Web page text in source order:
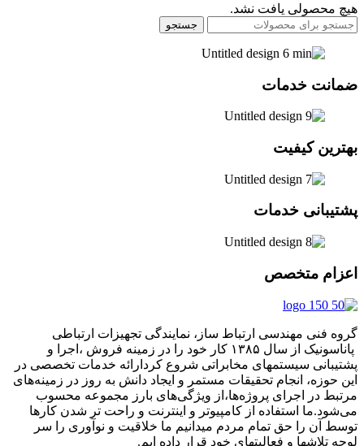
هیچ محصولی یافت نشد.
جستجو
ضمانت خدمات
بهترین کیفیت
پشتیبانی خدمات
اعزام متخصص
گروه فنی مهندسی ارتباط ساز، نمایندگی تجهیزات ارتباطی
پاناسونیک از سال ۱۳۸۵ کار خود را در زمینه فروش ،اجرا و
پشتیبانی سیستمهای مخابراتی شروع کردارائه خدمات تخصصی در
این حوزه، انجام تحقیقات مستمر و ایجاد دانش به‌ روز در زمینه‌های
مرتبط در اجرای پروژه‌ها،از ویژگی‌های بارز مجموعه محسوب
می‌شود.ما استفاده از کامپیوتر و اینترنت و راحت تر شدن کارها
توسط آن را حق تمام مردم میدانیم ما خلاقیت و نوآوری را سر
لوحه تلاشها و فعالیتهای خود قرار داده ایم.